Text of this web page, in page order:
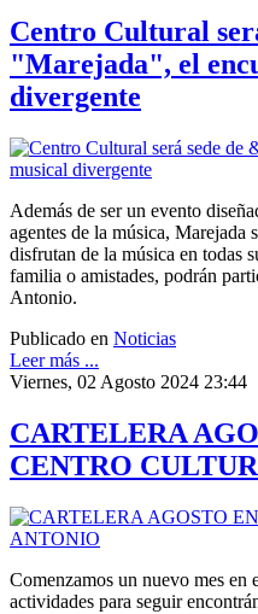
Centro Cultural
"Marejada", el
divergente
Además de ser un evento
agentes de la música, Marejada
disfrutan de la música en todas
familia o amistades, podrán
Antonio.
Publicado en Noticias
Leer más ...
Viernes, 02 Agosto 2024 23:44
CARTELERA
CENTRO
Comenzamos un nuevo mes
actividades para seguir